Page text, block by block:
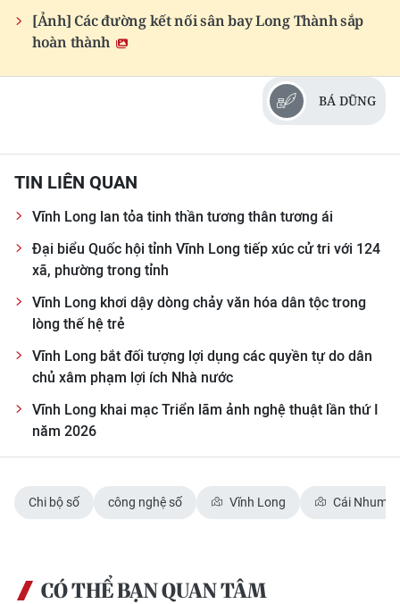
[Ảnh] Các đường kết nối sân bay Long Thành sắp
hoàn thành
BÁ DŨNG
TIN LIÊN QUAN
Vĩnh Long lan tỏa tinh thần tương thân tương ái
Đại biểu Quốc hội tỉnh Vĩnh Long tiếp xúc cử tri với 124
xã, phường trong tỉnh
Vĩnh Long khơi dậy dòng chảy văn hóa dân tộc trong
lòng thế hệ trẻ
Vĩnh Long bắt đối tượng lợi dụng các quyền tự do dân
chủ xâm phạm lợi ích Nhà nước
Vĩnh Long khai mạc Triển lãm ảnh nghệ thuật lần thứ I
năm 2026
Chi bộ số công nghệ số Vĩnh Long Cái Nhum
CÓ THỂ BẠN QUAN TÂM